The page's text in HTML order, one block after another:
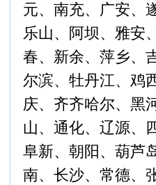
元、南充、广安、
乐山、阿坝、雅安
春、新余、萍乡、
尔滨、牡丹江、鸡
庆、齐齐哈尔、黑
山、通化、辽源、
阜新、朝阳、葫芦
南、长沙、常德、